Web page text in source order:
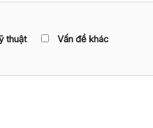
thuật Vấn đề khác